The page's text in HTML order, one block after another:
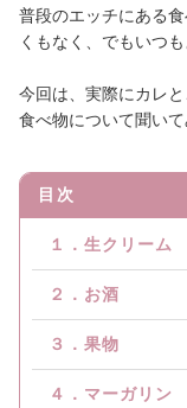
普段のエッチにある
くもなく、でもいつ
今回は、実際にカレ
食べ物について聞いて
目次
１．生クリーム
２．お酒
３．果物
４．マーガリン